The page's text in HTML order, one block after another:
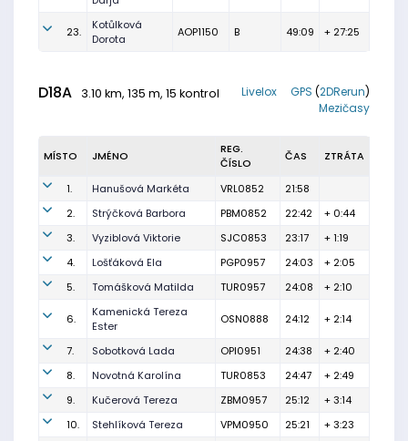
23.
Kotůlková
Dorota
AOP1150 B 49:09 + 27:25
D18A 3.10 km, 135 m, 15 kontrol GPS (2DRerun)
Livelox
Mezičasy
MÍSTO JMÉNO
REG.
ČÍSLO
ČAS ZTRÁTA
1. Hanušová Markéta VRL0852
21:58
2.
Strýčková Barbora PBM0852 22:42
+ 0:44
3.
Vyziblová Viktorie SJC0853 23:17
+ 1:19
4.
Lošťáková Ela PGP0957 24:03
+ 2:05
5.
Tomášková Matilda TUR0957 24:08 + 2:10
6.
Kamenická Tereza
Ester
OSN0888 24:12 + 2:14
7. Sobotková Lada OPI0951 24:38
+ 2:40
8.
Novotná Karolína TUR0853 24:47
+ 2:49
9.
Kučerová Tereza ZBM0957 25:12
+ 3:14
10.
Stehlíková Tereza VPM0950 25:21
+ 3:23